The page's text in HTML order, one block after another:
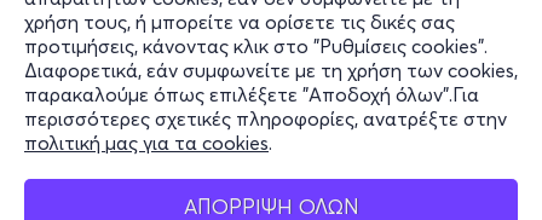
χρήση τους, ή μπορείτε να ορίσετε τις δικές σας
προτιμήσεις, κάνοντας κλικ στο "Ρυθμίσεις cookies".
Διαφορετικά, εάν συμφωνείτε με τη χρήση των cookies,
παρακαλούμε όπως επιλέξετε "Αποδοχή όλων".Για
περισσότερες σχετικές πληροφορίες, ανατρέξτε στην
πολιτική μας για τα cookies.
ΑΠΟΡΡΙΨΗ ΟΛΩΝ
Υποστήριξη
Stay Connected
Mobile app